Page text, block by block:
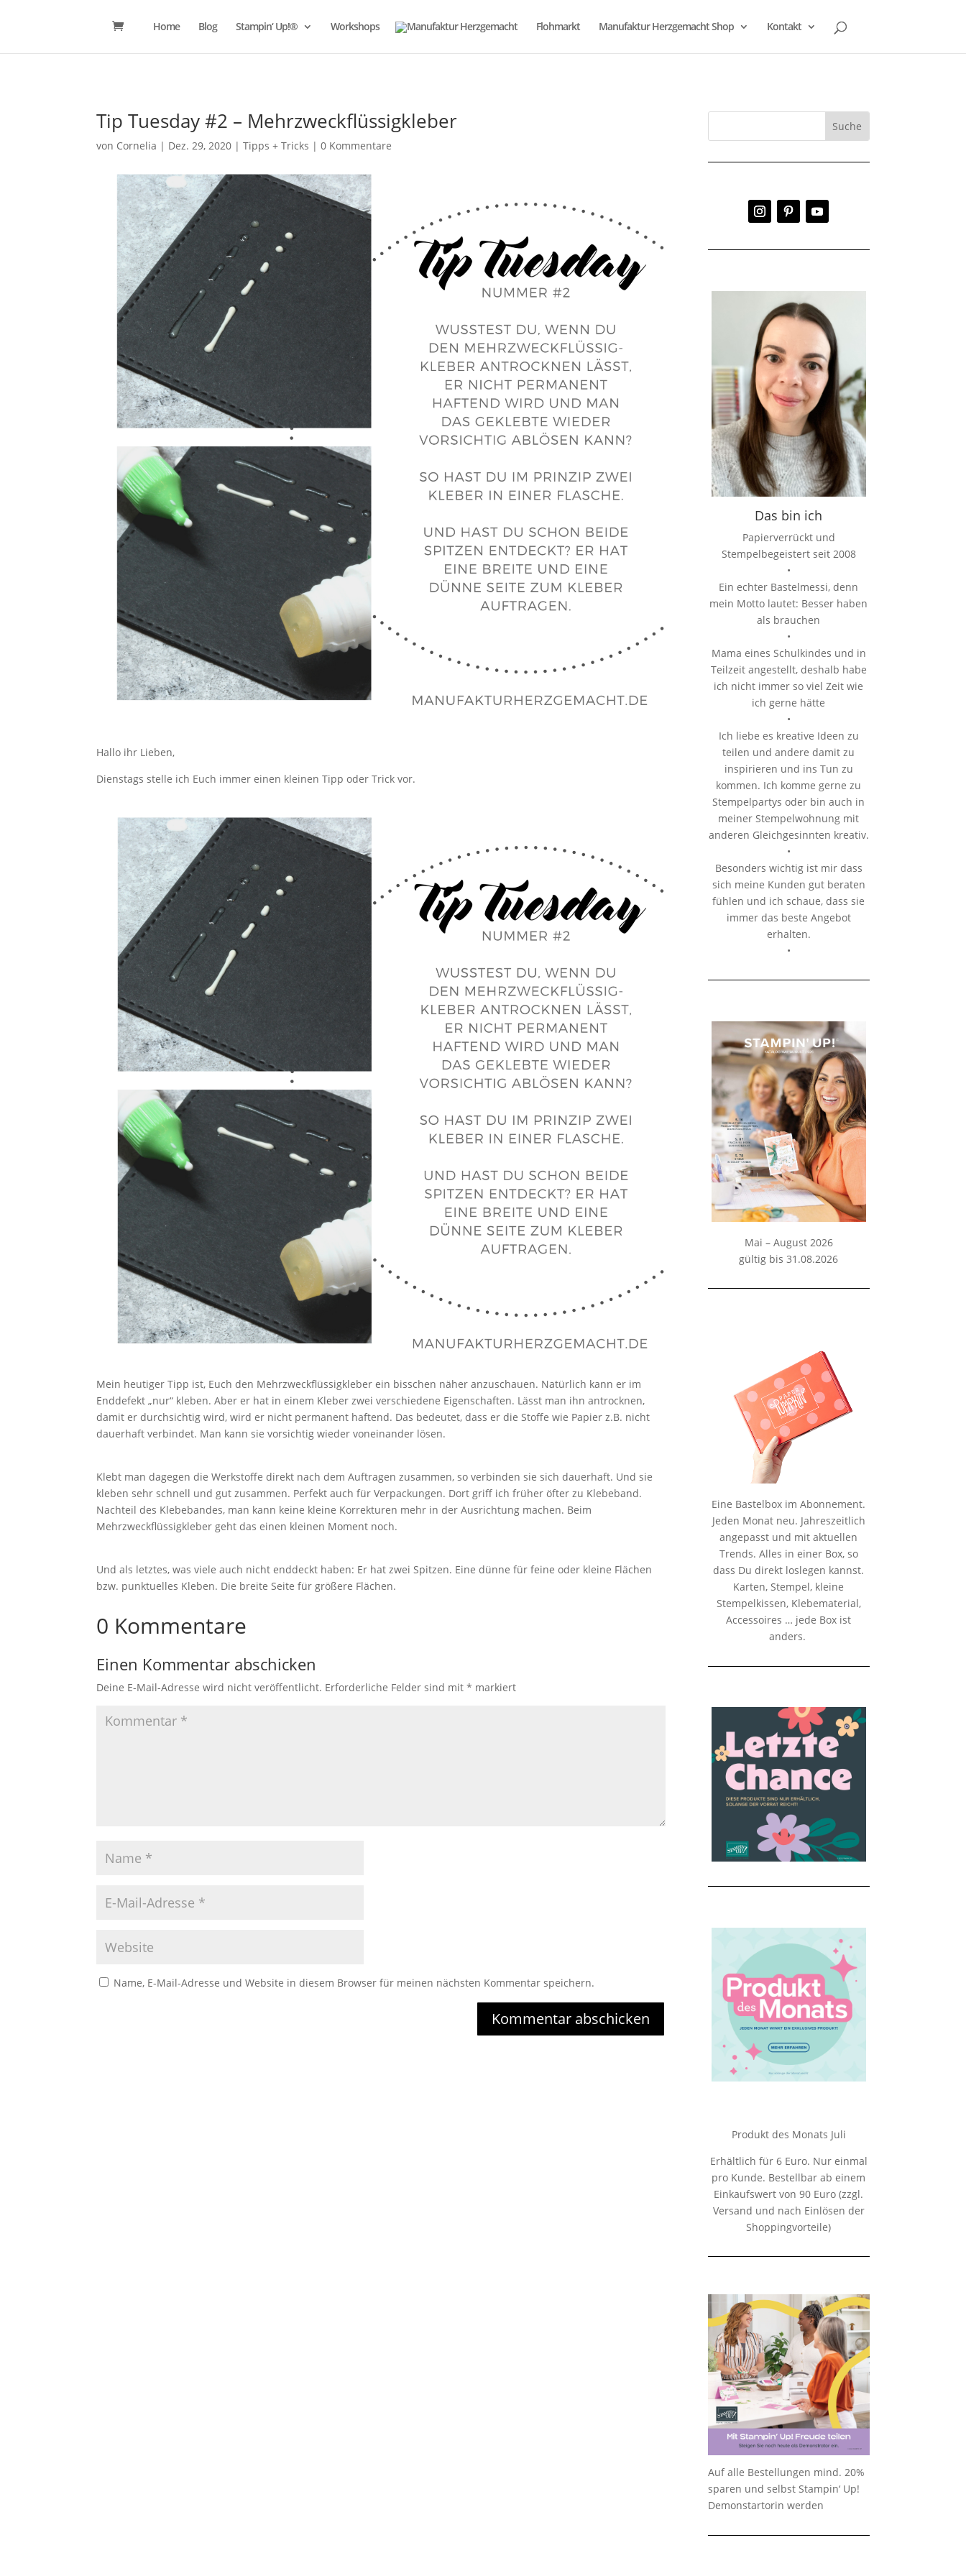
Home Blog Stampin‘ Up!® Workshops Flohmarkt Manufaktur Herzgemacht Shop Kontakt
Tip Tuesday #2 – Mehrzweckflüssigkleber
von Cornelia | Dez. 29, 2020 |Tipps + Tricks |0 Kommentare
Hallo ihr Lieben,
Dienstags stelle ich Euch immer einen kleinen Tipp oder Trick vor.
Mein heutiger Tipp ist, Euch den Mehrzweckflüssigkleber ein bisschen näher anzuschauen. Natürlich kann er im
Enddefekt „nur“ kleben. Aber er hat in einem Kleber zwei verschiedene Eigenschaften. Lässt man ihn antrocknen,
damit er durchsichtig wird, wird er nicht permanent haftend. Das bedeutet, dass er die Stoffe wie Papier z.B. nicht
dauerhaft verbindet. Man kann sie vorsichtig wieder voneinander lösen.
Klebt man dagegen die Werkstoffe direkt nach dem Auftragen zusammen, so verbinden sie sich dauerhaft. Und sie
kleben sehr schnell und gut zusammen. Perfekt auch für Verpackungen. Dort griff ich früher öfter zu Klebeband.
Nachteil des Klebebandes, man kann keine kleine Korrekturen mehr in der Ausrichtung machen. Beim
Mehrzweckflüssigkleber geht das einen kleinen Moment noch.
Und als letztes, was viele auch nicht enddeckt haben: Er hat zwei Spitzen. Eine dünne für feine oder kleine Flächen
bzw. punktuelles Kleben. Die breite Seite für größere Flächen.
0 Kommentare
Einen Kommentar abschicken
Deine E-Mail-Adresse wird nicht veröffentlicht. Erforderliche Felder sind mit* markiert
Name, E-Mail-Adresse und Website in diesem Browser für meinen nächsten Kommentar speichern.
Kommentar abschicken
Das bin ich
Papierverrückt und
Stempelbegeistert seit 2008
•
Ein echter Bastelmessi, denn
mein Motto lautet: Besser haben
als brauchen
•
Mama eines Schulkindes und in
Teilzeit angestellt, deshalb habe
ich nicht immer so viel Zeit wie
ich gerne hätte
•
Ich liebe es kreative Ideen zu
teilen und andere damit zu
inspirieren und ins Tun zu
kommen. Ich komme gerne zu
Stempelpartys oder bin auch in
meiner Stempelwohnung mit
anderen Gleichgesinnten kreativ.
•
Besonders wichtig ist mir dass
sich meine Kunden gut beraten
fühlen und ich schaue, dass sie
immer das beste Angebot
erhalten.
•
Mai – August 2026
gültig bis 31.08.2026
Eine Bastelbox im Abonnement.
Jeden Monat neu. Jahreszeitlich
angepasst und mit aktuellen
Trends. Alles in einer Box, so
dass Du direkt loslegen kannst.
Karten, Stempel, kleine
Stempelkissen, Klebematerial,
Accessoires … jede Box ist
anders.
Produkt des Monats Juli
Erhältlich für 6 Euro. Nur einmal
pro Kunde. Bestellbar ab einem
Einkaufswert von 90 Euro (zzgl.
Versand und nach Einlösen der
Shoppingvorteile)
Auf alle Bestellungen mind. 20%
sparen und selbst Stampin‘ Up!
Demonstartorin werden